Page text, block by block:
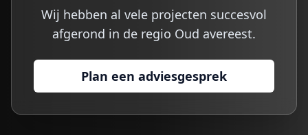
Wij hebben al vele projecten succesvol
afgerond in de regio Oud avereest.
Plan een adviesgesprek